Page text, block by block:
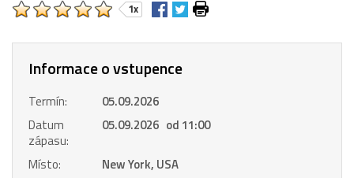
1x
Informace o vstupence
Termín:
05.09.2026
Datum
zápasu:
05.09.2026 od 11:00
Místo:
New York, USA